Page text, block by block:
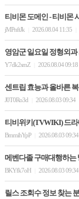
티비몬 도메인 - 티비몬
jMPnftJk 2026.08.04 11:35
영암군 일요일 정형외
Y7dk2smZ 2026.08.04 09:18
센트립 효능과 올바른
J0T0Ro3d 2026.08.03 09:34
티비위키(TVWIKI) 드
BmmihYpP 2026.08.03 09:34
메벤다졸 구매대행하는
BKYfk7oH 2026.08.03 09:34
릴스 조회수 정보 찾는